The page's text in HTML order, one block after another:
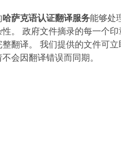
哈萨克语认证翻译服务能够处
。 政府文件摘录的每一个印
翻译。 我们提供的文件可立
会因翻译错误而同期。